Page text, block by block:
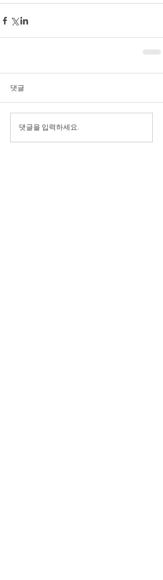
댓글
댓글을 입력하세요.